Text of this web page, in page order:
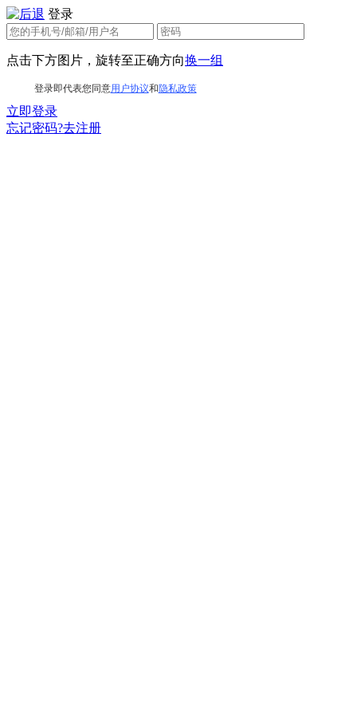
登录
点击下方图片，旋转至正确方向换一组
登录即代表您同意用户协议和隐私政策
立即登录
忘记密码?去注册